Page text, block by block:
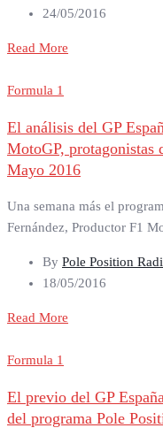
24/05/2016
Read More
Formula 1
El análisis del GP
MotoGP, protagonistas
Mayo 2016
Una semana más el
Fernández, Productor F1
By Pole Position
18/05/2016
Read More
Formula 1
El previo del GP
del programa Pole